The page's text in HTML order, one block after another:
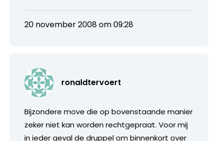
20 november 2008 om 09:28
ronaldtervoert
Bijzondere move die op bovenstaande manier
zeker niet kan worden rechtgepraat. Voor mij
in ieder geval de druppel om binnenkort over